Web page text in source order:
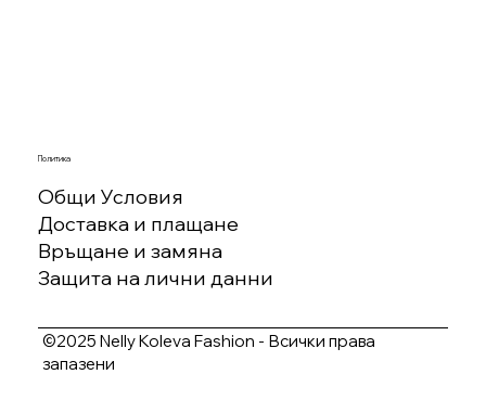
Политика
Общи Условия
Доставка и плащане
Връщане и замяна
Защита на лични данни
©2025 Nelly Koleva Fashion - Всички права
запазени